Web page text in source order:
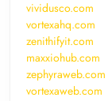
vividusco.com
vortexahq.com
zenithifyit.com
maxxiohub.com
zephyraweb.com
vortexaweb.com